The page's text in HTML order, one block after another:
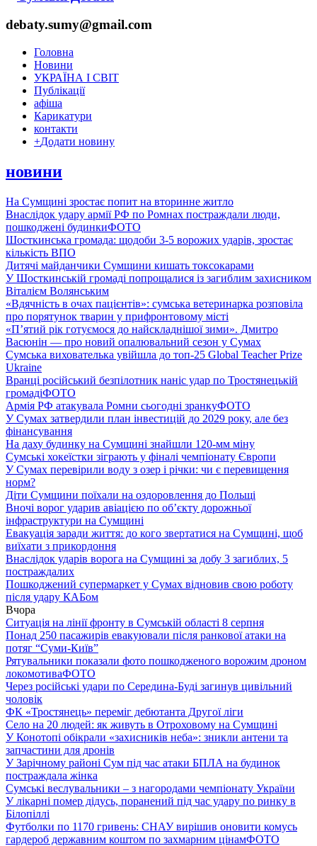
debaty.sumy@gmail.com
Головна
Новини
УКРАЇНА І СВІТ
Публікації
афіша
Карикатури
контакти
+Додати новину
новини
На Сумщині зростає попит на вторинне житло
Внаслідок удару армії РФ по Ромнах постраждали люди,
пошкоджені будинкиФОТО
Шосткинська громада: щодоби 3-5 ворожих ударів, зростає
кількість ВПО
Дитячі майданчики Сумщини кишать токсокарами
У Шосткинській громаді попрощалися із загиблим захисником
Віталієм Волянським
«Вдячність в очах пацієнтів»: сумська ветеринарка розповіла
про порятунок тварин у прифронтовому місті
«П’ятий рік готуємося до найскладнішої зими». Дмитро
Васюнін — про новий опалювальний сезон у Сумах
Сумська вихователька увійшла до топ-25 Global Teacher Prize
Ukraine
Вранці російський безпілотник наніс удар по Тростянецькій
громадіФОТО
Армія РФ атакувала Ромни сьогодні зранкуФОТО
У Сумах затвердили план інвестицій до 2029 року, але без
фінансування
На даху будинку на Сумщині знайшли 120-мм міну
Сумські хокеїстки зіграють у фіналі чемпіонату Європи
У Сумах перевірили воду з озер і річки: чи є перевищення
норм?
Діти Сумщини поїхали на оздоровлення до Польщі
Вночі ворог ударив авіацією по обʼєкту дорожньої
інфраструктури на Сумщині
Евакуація заради життя: до кого звертатися на Сумщині, щоб
виїхати з прикордоння
Внаслідок ударів ворога на Сумщині за добу 3 загиблих, 5
постраждалих
Пошкоджений супермаркет у Сумах відновив свою роботу
після удару КАБом
Вчора
Ситуація на лінії фронту в Сумській області 8 серпня
Понад 250 пасажирів евакуювали після ранкової атаки на
потяг “Суми-Київ”
Рятувальники показали фото пошкодженого ворожим дроном
локомотиваФОТО
Через російські удари по Середина-Буді загинув цивільний
чоловік
ФК «Тростянець» переміг дебютанта Другої ліги
Село на 20 людей: як живуть в Отроховому на Сумщині
У Конотопі обікрали «захисників неба»: зникли антени та
запчастини для дронів
У Зарічному районі Сум під час атаки БПЛА на будинок
постраждала жінка
Сумські веслувальники – з нагородами чемпіонату України
У лікарні помер дідусь, поранений під час удару по ринку в
Білопіллі
Футболки по 1170 гривень: СНАУ вирішив оновити комусь
гардероб державним коштом по захмарним цінамФОТО